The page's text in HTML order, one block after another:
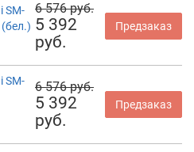
SM-
(бел.)
6 576 руб.
5 392
руб.
Предзаказ
SM-
6 576 руб.
5 392
руб.
Предзаказ